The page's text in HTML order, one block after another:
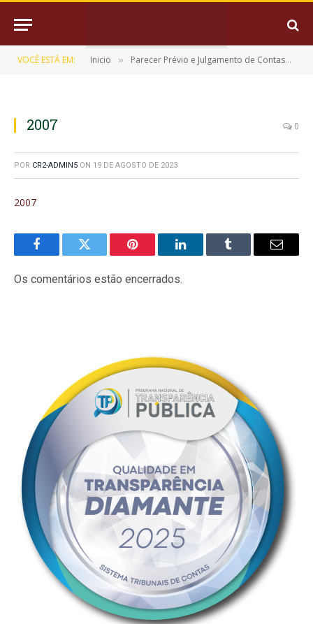
VOCÊ ESTÁ EM: Inicio » Parecer Prévio e Julgamento de Contas
2007 0
POR CR2-ADMIN5 ON 19 DE AGOSTO DE 2023
2007
FacebookTwitter Pinterest LinkedInTumblr
E-
Os comentários estão encerrados.